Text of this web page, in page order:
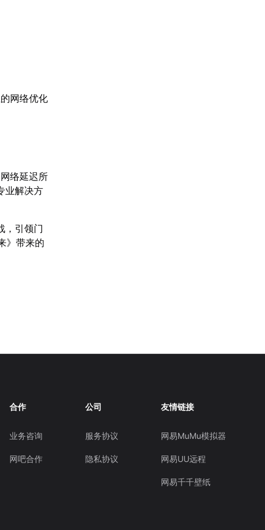
网络优化
络延迟所
业解决方
，引领门
》带来的
合作
业务咨询
网吧合作
公司
服务协议
隐私协议
友情链接
网易MuMu模拟器
网易UU远程
网易千千壁纸